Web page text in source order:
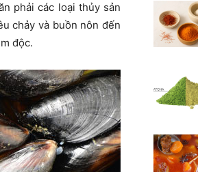
phải các loại thủy sản
chảy và buồn nôn đến
độc.